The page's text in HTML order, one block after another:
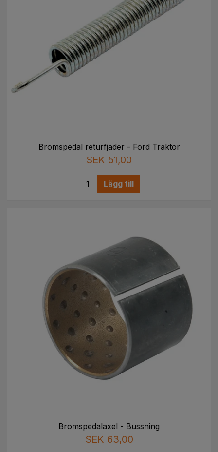
Bromspedal returfjäder - Ford Traktor
SEK 51,00
Lägg till
Bromspedalaxel - Bussning
SEK 63,00